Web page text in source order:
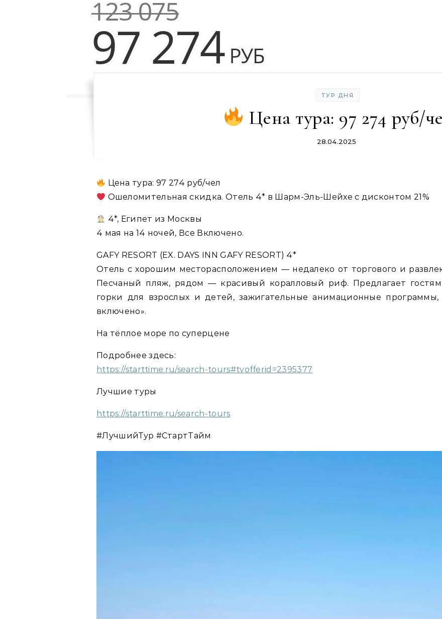
ТУР ДНЯ
Цена тура: 97 274 руб/
28.04.2025
Цена тура: 97 274 руб/чел
Ошеломительная скидка. Отель 4* в Шарм-Эль-Шейхе с дисконтом 21%
4*, Египет из Москвы
4 мая на 14 ночей, Все Включено.
GAFY RESORT (EX. DAYS INN GAFY RESORT) 4*
Отель с хорошим месторасположением — недалеко от торгового и
Песчаный пляж, рядом — красивый коралловый риф. Предлагает
горки для взрослых и детей, зажигательные анимационные
включено».
На тёплое море по суперцене
Подробнее здесь:
https://starttime.ru/search-tours#tvofferid=2395377
Лучшие туры
https://starttime.ru/search-tours
#ЛучшийТур #СтартТайм